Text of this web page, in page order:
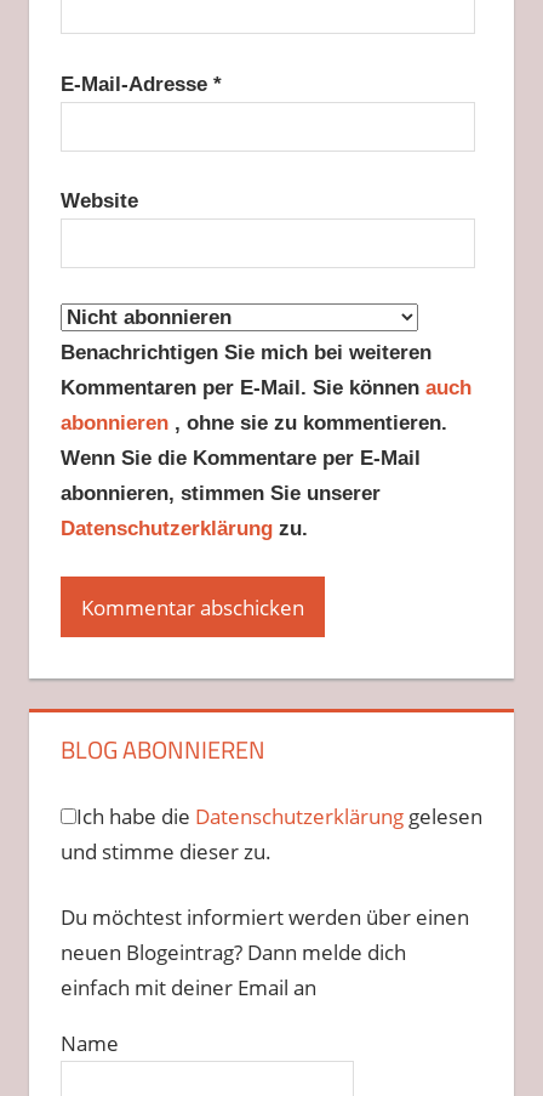
E-Mail-Adresse *
Website
Benachrichtigen Sie mich bei weiteren
Kommentaren per E-Mail. Sie können auch
abonnieren , ohne sie zu kommentieren.
Wenn Sie die Kommentare per E-Mail
abonnieren, stimmen Sie unserer
Datenschutzerklärungzu.
BLOG ABONNIEREN
Ich habe die Datenschutzerklärunggelesen
und stimme dieser zu.
Du möchtest informiert werden über einen
neuen Blogeintrag? Dann melde dich
einfach mit deiner Email an
Name